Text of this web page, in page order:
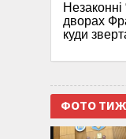
Незаконні
дворах
куди
ФОТО